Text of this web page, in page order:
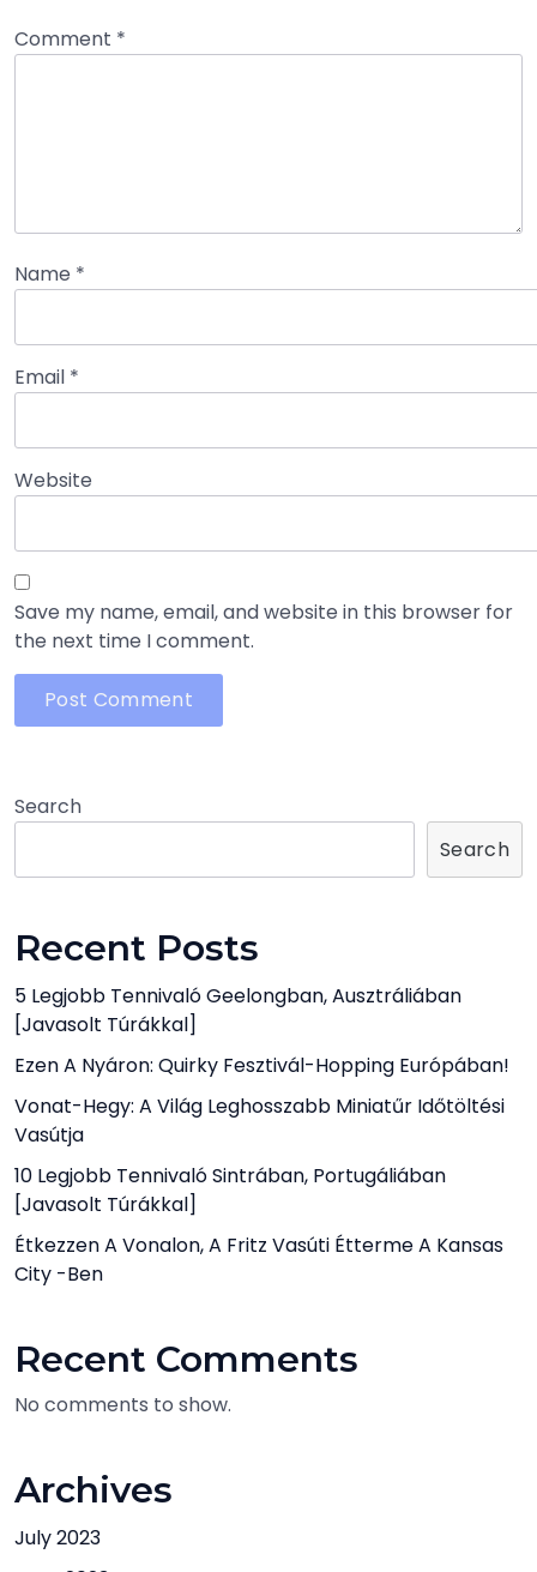
Comment *
Name *
Email *
Website
Save my name, email, and website in this browser for
the next time I comment.
Search
Search
Recent Posts
5 Legjobb Tennivaló Geelongban, Ausztráliában
[javasolt Túrákkal]
Ezen A Nyáron: Quirky Fesztivál-Hopping Európában!
Vonat-Hegy: A Világ Leghosszabb Miniatűr Időtöltési
Vasútja
10 Legjobb Tennivaló Sintrában, Portugáliában
[javasolt Túrákkal]
Étkezzen A Vonalon, A Fritz Vasúti Étterme A Kansas
City -ben
Recent Comments
No comments to show.
Archives
July 2023